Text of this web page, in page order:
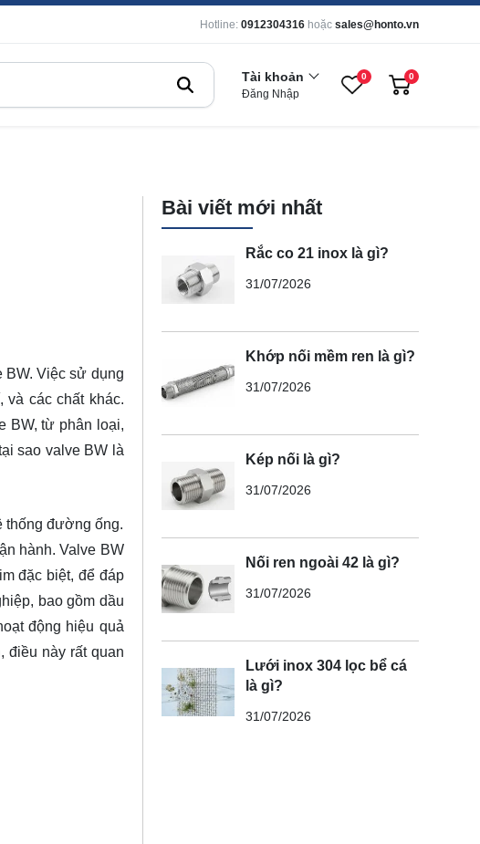
Hotline: 0912304316 hoặc sales@honto.vn
Tài khoản
Đăng Nhập
0 0
BW. Việc sử dụng
và các chất khác.
BW, từ phân loại,
sao valve BW là
thống đường ống.
hành. Valve BW
đặc biệt, để đáp
bao gồm dầu
động hiệu quả
điều này rất quan
Bài viết mới nhất
Rắc co 21 inox là gì?
31/07/2026
Khớp nối mềm ren là gì?
31/07/2026
Kép nối là gì?
31/07/2026
Nối ren ngoài 42 là gì?
31/07/2026
Lưới inox 304 lọc bể cá
là gì?
31/07/2026